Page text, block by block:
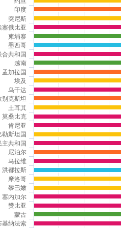
1 X axis displaying categories.
1 Y axis displaying Millions
印度
突尼斯
塞俄比亚
柬埔寨
墨西哥
共和国
越南
孟加拉国
埃及
乌干达
别克斯坦
土耳其
莫桑比克
肯尼亚
勒斯坦国
主共和国
尼泊尔
马拉维
洪都拉斯
摩洛哥
黎巴嫩
塞内加尔
赞比亚
蒙古
基纳法索